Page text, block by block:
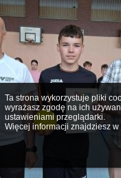
Ta strona wykorzystuje pliki
wyrażasz zgodę na ich
ustawieniami przeglądarki.
Więcej informacji znajdziesz w